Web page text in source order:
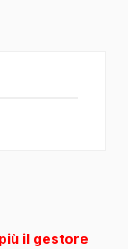
il gestore